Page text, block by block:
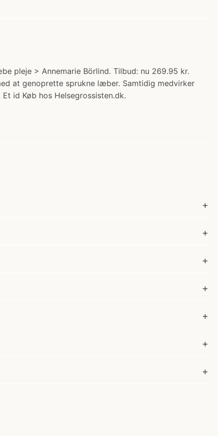
pleje > Annemarie Börlind. Tilbud: nu 269.95 kr.
at genoprette sprukne læber. Samtidig medvirker
id Køb hos Helsegrossisten.dk.